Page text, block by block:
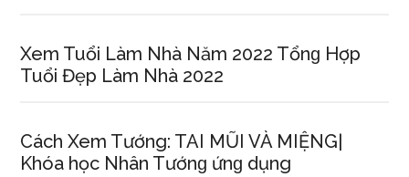
Xem Tuổi Làm Nhà Năm 2022 Tổnɡ Hợp
Tuổi Đẹp Làm Nhà 2022
Cách Xem Tướng: TAI MŨI VÀ MIỆNG|
Khóa học Nhân Tướnɡ ứnɡ dụng